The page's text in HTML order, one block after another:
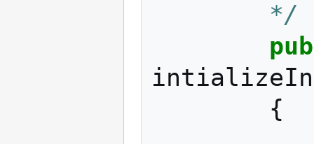
		*/
{